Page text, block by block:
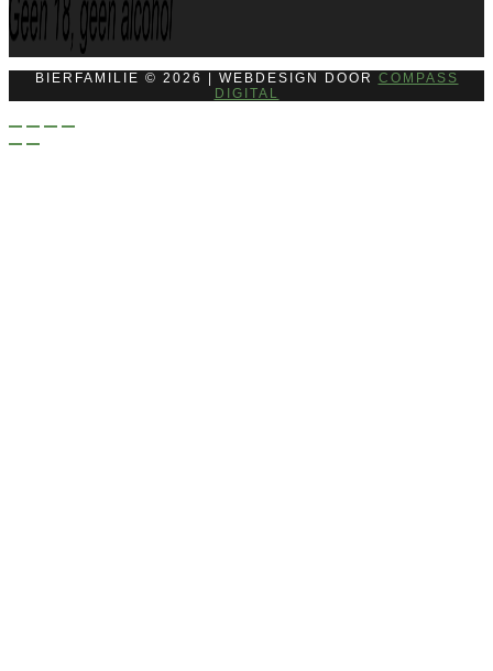
BIERFAMILIE © 2026 | WEBDESIGN DOOR COMPASS
DIGITAL